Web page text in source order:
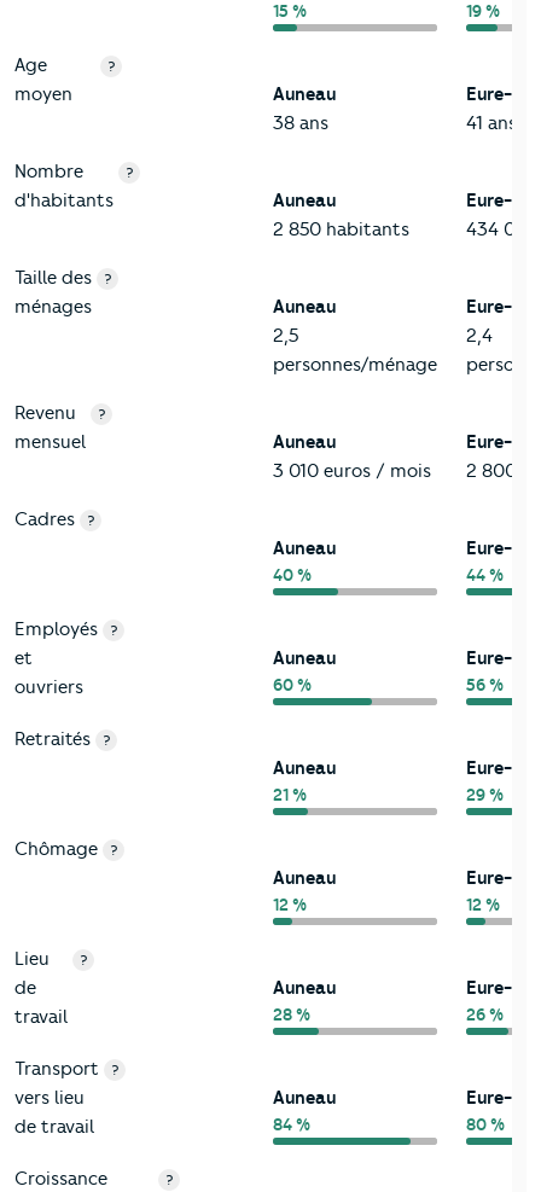
15 % 19 %
Age
moyen
?
Auneau
38 ans
Eure-
41 ans
Nombre
d'habitants
?
Auneau
2 850 habitants
Eure-
434
Taille des
ménages
?
Auneau
2,5
personnes/ménage
Eure-
2,4
Revenu
mensuel
?
Auneau
3 010 euros / mois
Eure-
2 800
Cadres ?
Auneau
40 %
Eure-
44 %
Employés
et
ouvriers
?
Auneau
60 %
Eure-
56 %
Retraités ?
Auneau
21 %
Eure-
29 %
Chômage ?
Auneau
12 %
Eure-
12 %
Lieu
de
travail
?
Auneau
28 %
Eure-
26 %
Transport
vers lieu
de travail
?
Auneau
84 %
Eure-
80 %
Croissance
?